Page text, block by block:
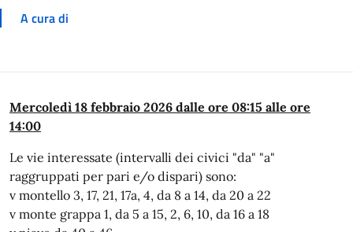
A cura di
In dettaglio
Mercoledì 18 febbraio 2026 dalle ore 08:15 alle ore
14:00
Le vie interessate (intervalli dei civici "da" "a"
raggruppati per pari e/o dispari) sono:
v montello 3, 17, 21, 17a, 4, da 8 a 14, da 20 a 22
v monte grappa 1, da 5 a 15, 2, 6, 10, da 16 a 18